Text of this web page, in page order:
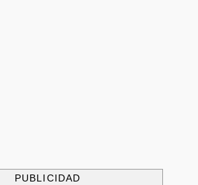
PUBLICIDAD